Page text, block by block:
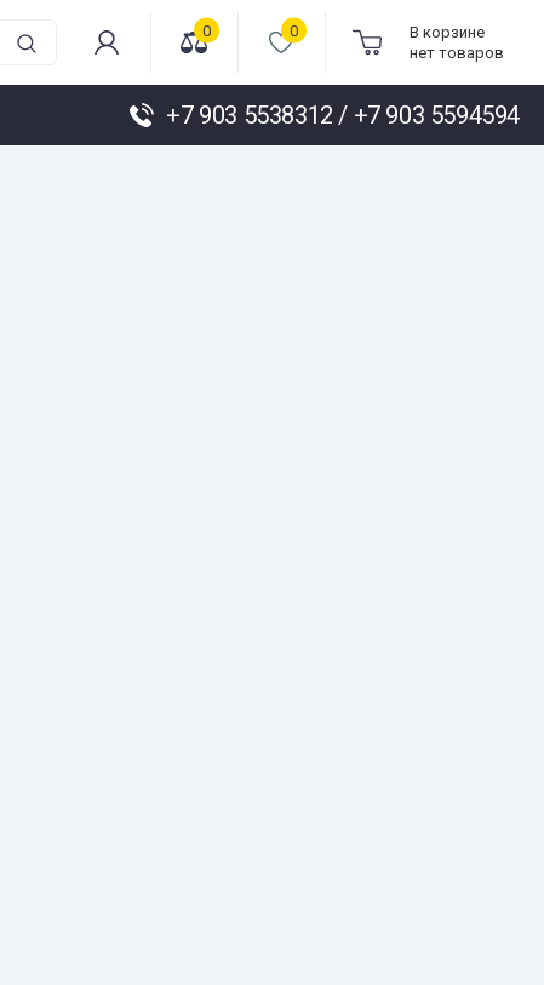
0 0
В корзине
нет товаров
+7 903 5538312 / +7 903 5594594